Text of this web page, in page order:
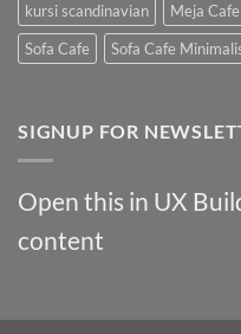
kursi scandinavian
Meja
Sofa Cafe
Sofa Cafe
SIGNUP FOR
Open this in UX
content